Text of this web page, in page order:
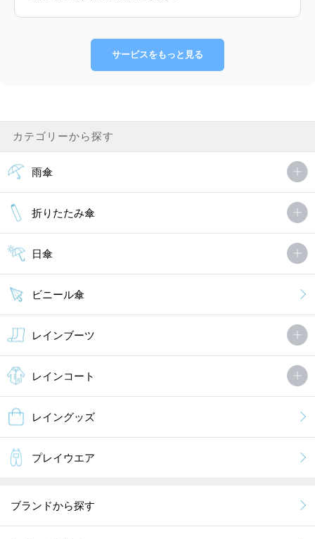
サービスをもっと見る
カテゴリーから探す
雨傘
折りたたみ傘
日傘
ビニール傘
レインブーツ
レインコート
レイングッズ
プレイウエア
ブランドから探す